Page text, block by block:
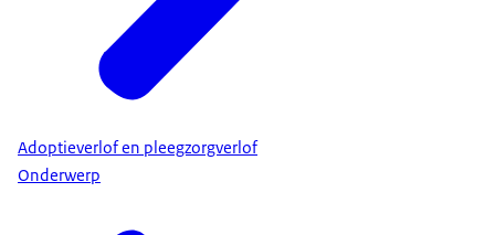
Adoptieverlof en pleegzorgverlof
Onderwerp